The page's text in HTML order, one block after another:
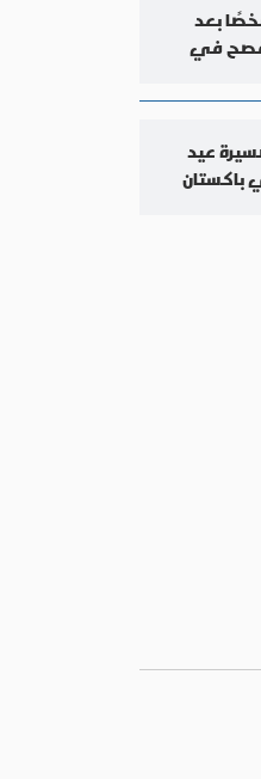
وإصابة 60 شخصًا بعد
في
عيد
باكستان